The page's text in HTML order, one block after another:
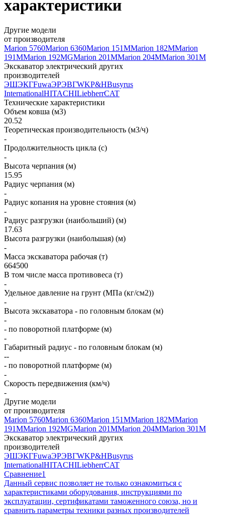
характеристики
Другие модели
от производителя
Marion 5760Marion 6360Marion 151MMarion 182MMarion
191MMarion 192MGMarion 201MMarion 204MMarion 301M
Экскаватор электрический других
производителей
ЭШЭКГFuwaЭРЭВГWKP&HBusyrus
InternationalHITACHILiebherrCAT
Технические характеристики
Объем ковша (м3)
20.52
Теоретическая производительность (м3/ч)
-
Продолжительность цикла (с)
-
Высота черпания (м)
15.95
Радиус черпания (м)
-
Радиус копания на уровне стояния (м)
-
Радиус разгрузки (наибольший) (м)
17.63
Высота разгрузки (наибольшая) (м)
-
Масса экскаватора рабочая (т)
664500
В том числе масса противовеса (т)
-
Удельное давление на грунт (МПа (кг/см2))
-
Высота экскаватора - по головным блокам (м)
-
- по поворотной платформе (м)
-
Габаритный радиус - по головным блокам (м)
--
- по поворотной платформе (м)
-
Скорость передвижения (км/ч)
-
Другие модели
от производителя
Marion 5760Marion 6360Marion 151MMarion 182MMarion
191MMarion 192MGMarion 201MMarion 204MMarion 301M
Экскаватор электрический других
производителей
ЭШЭКГFuwaЭРЭВГWKP&HBusyrus
InternationalHITACHILiebherrCAT
Сравнение1
Данный сервис позволяет не только ознакомиться с
характеристиками оборудования, инструкциями по
эксплуатации, сертификатами таможенного союза, но и
сравнить параметры техники разных производителей